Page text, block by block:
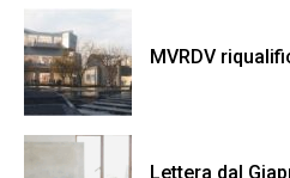
MVRDV
Lettera dal